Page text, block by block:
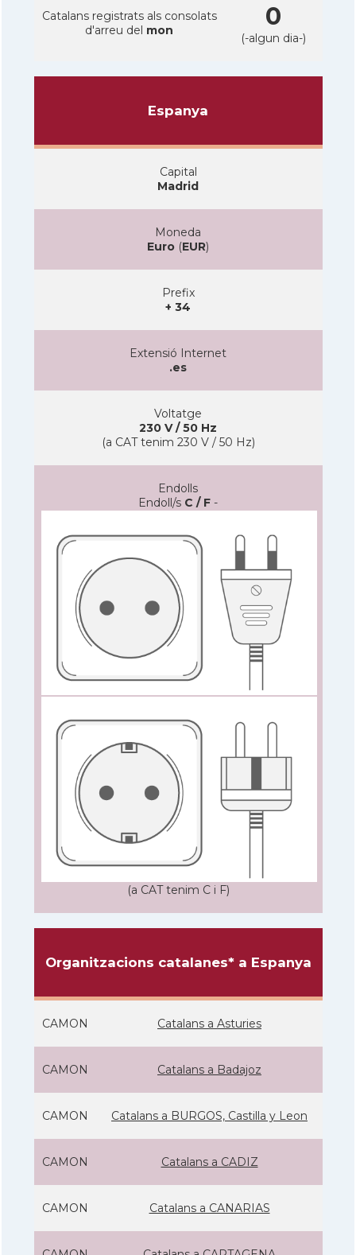
Catalans registrats als consolats
d'arreu del mon 0
(-algun dia-)
Espanya
Capital
Madrid
Moneda
Euro (EUR)
Prefix
+ 34
Extensió Internet
.es
Voltatge
230 V / 50 Hz
(a CAT tenim 230 V / 50 Hz)
Endolls
Endoll/s C / F -
(a CAT tenim C i F)
Organitzacions catalanes* a Espanya
CAMON Catalans a Asturies
CAMON Catalans a Badajoz
CAMON Catalans a BURGOS, Castilla y Leon
CAMON Catalans a CADIZ
CAMON Catalans a CANARIAS